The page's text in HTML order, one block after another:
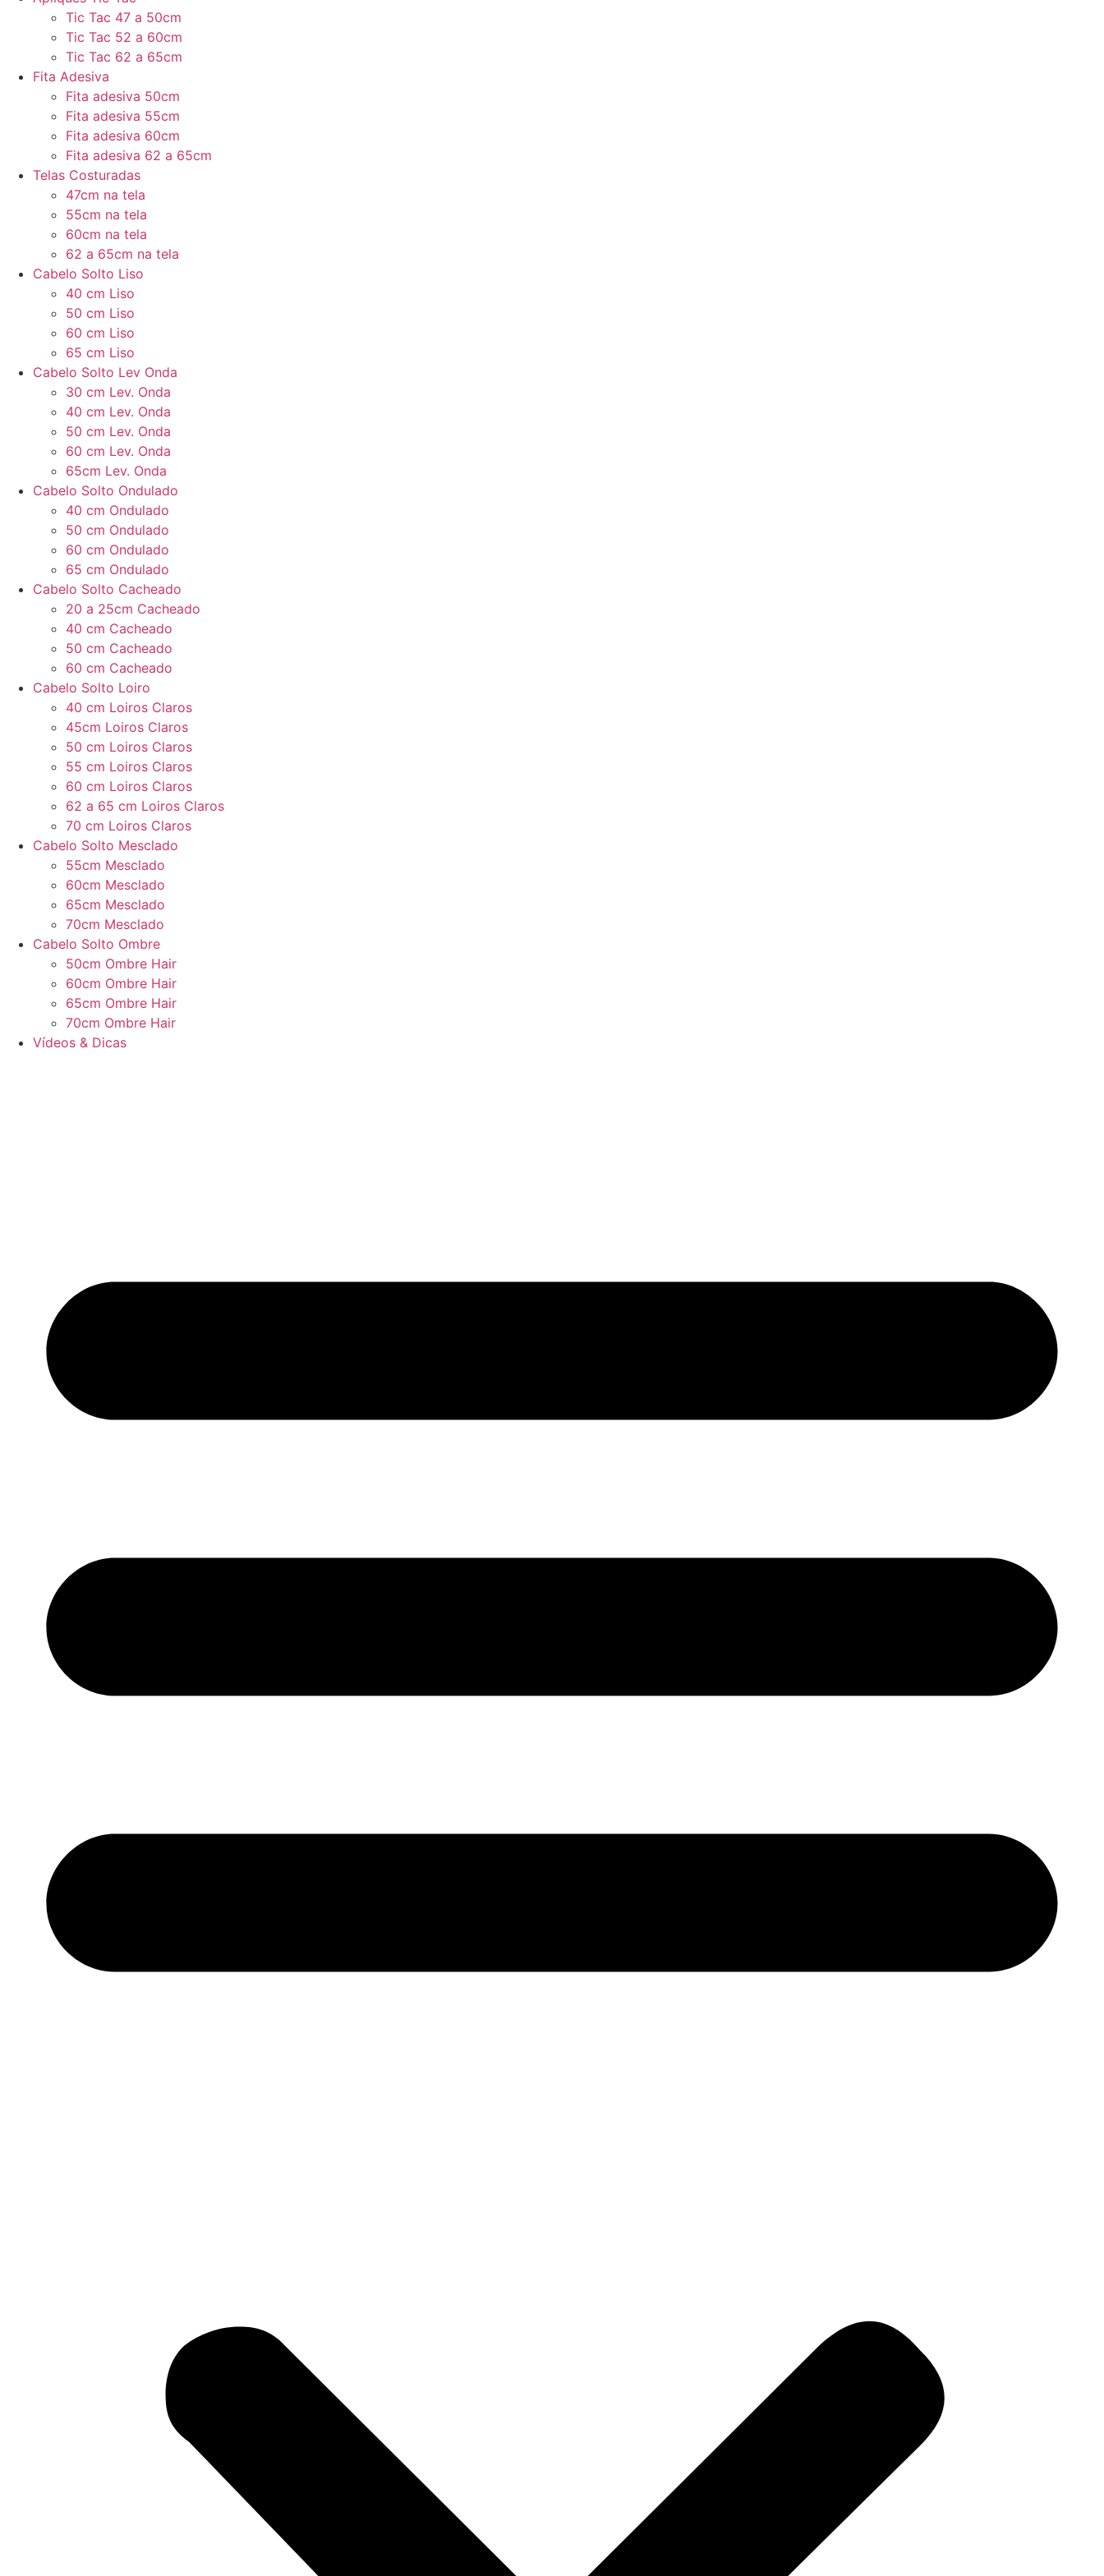
Tic Tac 47 a 50cm
Tic Tac 52 a 60cm
Tic Tac 62 a 65cm
Fita Adesiva
Fita adesiva 50cm
Fita adesiva 55cm
Fita adesiva 60cm
Fita adesiva 62 a 65cm
Telas Costuradas
47cm na tela
55cm na tela
60cm na tela
62 a 65cm na tela
Cabelo Solto Liso
40 cm Liso
50 cm Liso
60 cm Liso
65 cm Liso
Cabelo Solto Lev Onda
30 cm Lev. Onda
40 cm Lev. Onda
50 cm Lev. Onda
60 cm Lev. Onda
65cm Lev. Onda
Cabelo Solto Ondulado
40 cm Ondulado
50 cm Ondulado
60 cm Ondulado
65 cm Ondulado
Cabelo Solto Cacheado
20 a 25cm Cacheado
40 cm Cacheado
50 cm Cacheado
60 cm Cacheado
Cabelo Solto Loiro
40 cm Loiros Claros
45cm Loiros Claros
50 cm Loiros Claros
55 cm Loiros Claros
60 cm Loiros Claros
62 a 65 cm Loiros Claros
70 cm Loiros Claros
Cabelo Solto Mesclado
55cm Mesclado
60cm Mesclado
65cm Mesclado
70cm Mesclado
Cabelo Solto Ombre
50cm Ombre Hair
60cm Ombre Hair
65cm Ombre Hair
70cm Ombre Hair
Vídeos & Dicas